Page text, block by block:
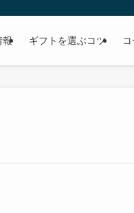
報 ギフトを選ぶコツ